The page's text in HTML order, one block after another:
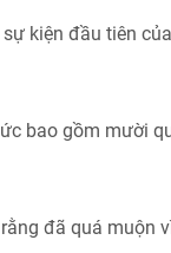
kiện đầu tiên
bao gồm mười
đã quá muộn